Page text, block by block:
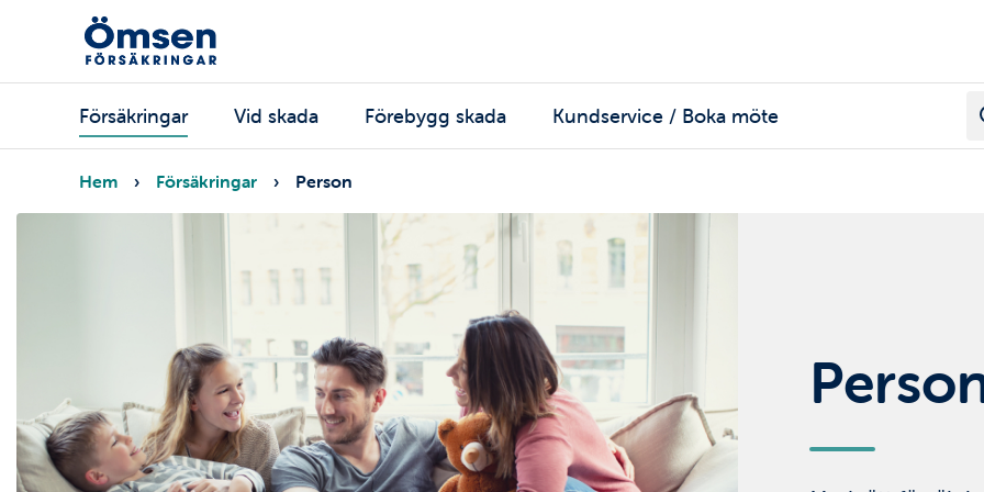
huvudinnehåll
Huvudmeny
Försäkringar Vid skada Förebygg skada Kundservice / Boka möte
Länkstig
Hem Försäkringar Person